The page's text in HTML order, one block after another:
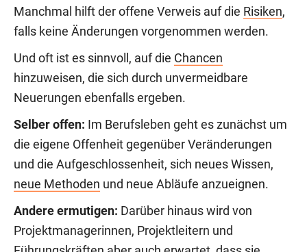
Manchmal hilft der offene Verweis auf die Risiken,
falls keine Änderungen vorgenommen werden.
Und oft ist es sinnvoll, auf die Chancen
hinzuweisen, die sich durch unvermeidbare
Neuerungen ebenfalls ergeben.
Selber offen: Im Berufsleben geht es zunächst um
die eigene Offenheit gegenüber Veränderungen
und die Aufgeschlossenheit, sich neues Wissen,
neue Methoden und neue Abläufe anzueignen.
Andere ermutigen: Darüber hinaus wird von
Projektmanagerinnen, Projektleitern und